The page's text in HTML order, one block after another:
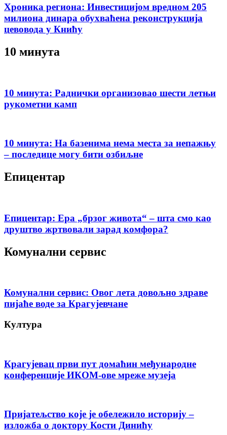
Хроника региона: Инвестицијом вредном 205
милиона динара обухваћена реконструкција
цевовода у Книћу
10 минута
10 минута: Раднички организовао шести летњи
рукометни камп
10 минута: На базенима нема места за непажњу
– последице могу бити озбиљне
Епицентар
Епицентар: Ера „брзог живота“ – шта смо као
друштво жртвовали зарад комфора?
Комунални сервис
Комунални сервис: Овог лета довољно здраве
пијаће воде за Крагујевчане
Култура
Крагујевац први пут домаћин међународне
конференције ИКОМ-ове мреже музеја
Пријатељство које је обележило историју –
изложба о доктору Кости Динићу